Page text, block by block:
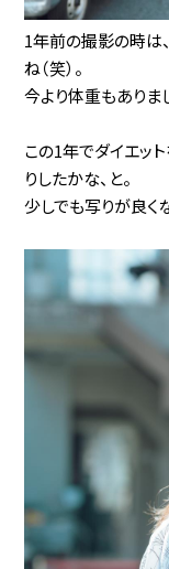
1年前の撮影の時は
ね（笑）。
今より体重もありま
この1年でダイエッ
りしたかな、と。
少しでも写りが良く